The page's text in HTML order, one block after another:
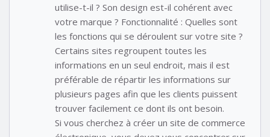
utilise-t-il ? Son design est-il cohérent avec
votre marque ? Fonctionnalité : Quelles sont
les fonctions qui se déroulent sur votre site ?
Certains sites regroupent toutes les
informations en un seul endroit, mais il est
préférable de répartir les informations sur
plusieurs pages afin que les clients puissent
trouver facilement ce dont ils ont besoin.
Si vous cherchez à créer un site de commerce